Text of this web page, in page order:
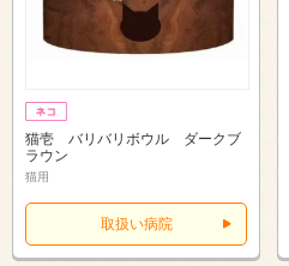
猫壱 バリバリボウル ダークブ
ラウン
猫用
取扱い病院